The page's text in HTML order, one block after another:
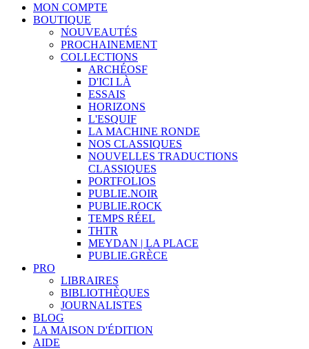
MON COMPTE
BOUTIQUE
NOUVEAUTÉS
PROCHAINEMENT
COLLECTIONS
ARCHÉOSF
D'ICI LÀ
ESSAIS
HORIZONS
L'ESQUIF
LA MACHINE RONDE
NOS CLASSIQUES
NOUVELLES TRADUCTIONS
CLASSIQUES
PORTFOLIOS
PUBLIE.NOIR
PUBLIE.ROCK
TEMPS RÉEL
THTR
MEYDAN | LA PLACE
PUBLIE.GRÈCE
PRO
LIBRAIRES
BIBLIOTHÈQUES
JOURNALISTES
BLOG
LA MAISON D'ÉDITION
AIDE